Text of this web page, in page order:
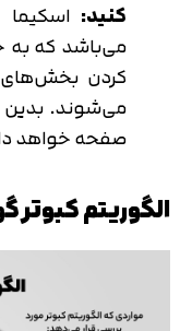
کنید:
می‌باشد که
کردن
می‌شوند. بدین
صفحه خواهد
الگوریتم کبوتر